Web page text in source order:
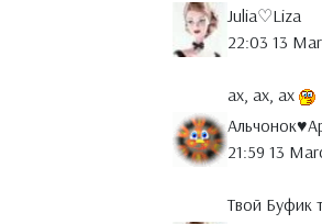
Julia♡Liza
22:03 13
ах, ах, ах
21:59 13
Твой Буфик